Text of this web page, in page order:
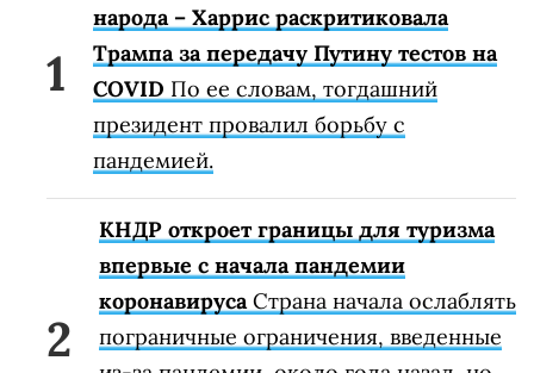
народа – Харрис раскритиковала
Трампа за передачу Путину тестов на
COVID По ее словам, тогдашний
президент провалил борьбу с
пандемией.
КНДР откроет границы для туризма
впервые с начала пандемии
коронавирусаСтрана начала ослаблять
пограничные ограничения, введенные